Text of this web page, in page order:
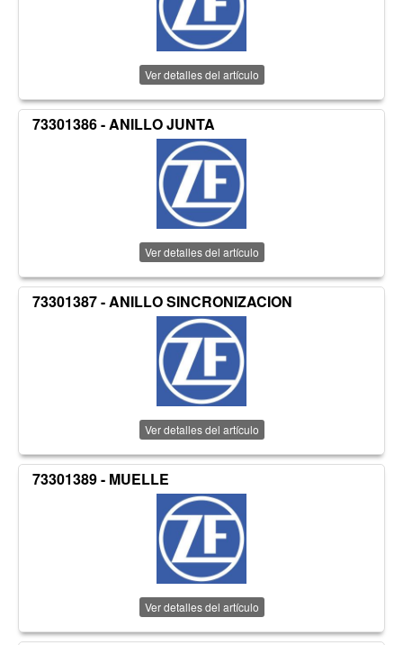
Ver detalles del artículo
73301386 - ANILLO JUNTA
Ver detalles del artículo
73301387 - ANILLO SINCRONIZACION
Ver detalles del artículo
73301389 - MUELLE
Ver detalles del artículo